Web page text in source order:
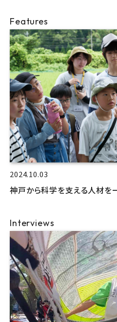
Features
2024.10.03
神戸から科学を支える人材を
Interviews